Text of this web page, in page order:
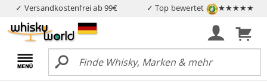
✓ Versandkostenfrei ab 99€ ✓ Top bewertet ★★★★★